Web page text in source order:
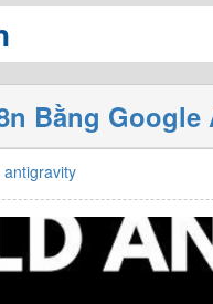
Bằng
antigravity